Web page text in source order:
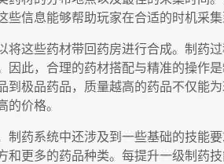
些信息能够帮助玩家在合适的时机采集
将这些药材带回药房进行合成。制药
因此，合理的药材搭配与精准的操作
到极品药品，质量越高的药品不仅能
价格。
制药系统中还涉及到一些基础的技能
和更多的药品种类。每提升一级制药